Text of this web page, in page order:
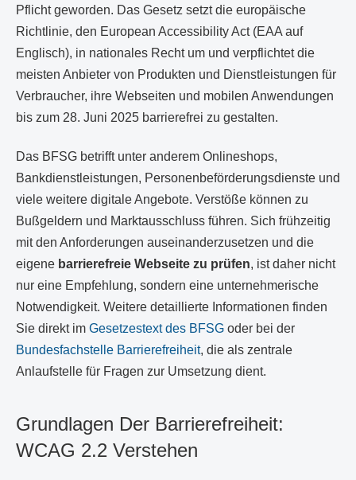
Pflicht geworden. Das Gesetz setzt die europäische
Richtlinie, den European Accessibility Act (EAA auf
Englisch), in nationales Recht um und verpflichtet die
meisten Anbieter von Produkten und Dienstleistungen für
Verbraucher, ihre Webseiten und mobilen Anwendungen
bis zum 28. Juni 2025 barrierefrei zu gestalten.
Das BFSG betrifft unter anderem Onlineshops,
Bankdienstleistungen, Personenbeförderungsdienste und
viele weitere digitale Angebote. Verstöße können zu
Bußgeldern und Marktausschluss führen. Sich frühzeitig
mit den Anforderungen auseinanderzusetzen und die
eigene barrierefreie Webseite zu prüfen, ist daher nicht
nur eine Empfehlung, sondern eine unternehmerische
Notwendigkeit. Weitere detaillierte Informationen finden
Sie direkt im Gesetzestext des BFSG oder bei der
Bundesfachstelle Barrierefreiheit, die als zentrale
Anlaufstelle für Fragen zur Umsetzung dient.
Grundlagen Der Barrierefreiheit:
WCAG 2.2 Verstehen